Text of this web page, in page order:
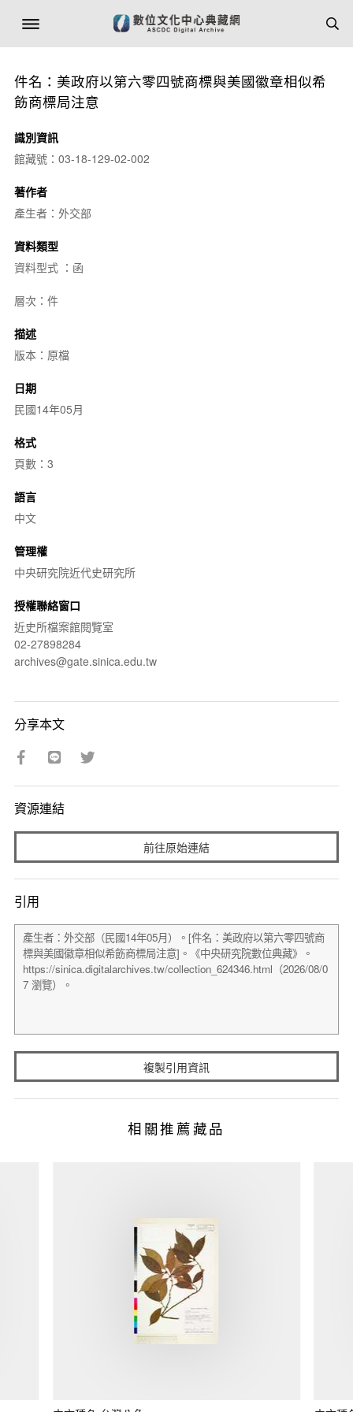
件名：美政府以第六零四號商標與美國徽章相似希
飭商標局注意
識別資訊
館藏號：03-18-129-02-002
著作者
產生者：外交部
資料類型
資料型式 ：函
層次：件
描述
版本：原檔
日期
民國14年05月
格式
頁數：3
語言
中文
管理權
中央研究院近代史研究所
授權聯絡窗口
近史所檔案館閱覽室
02-27898284
archives@gate.sinica.edu.tw
分享本文
資源連結
前往原始連結
引用
複製引用資訊
相關推薦藏品